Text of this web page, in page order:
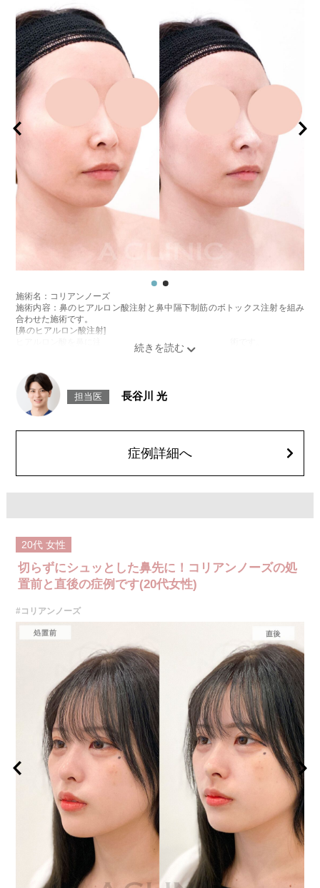
施術名：コリアンノーズ
施術内容：鼻のヒアルロン酸注射と鼻中隔下制筋のボトックス注射を組み
合わせた施術です。
[鼻のヒアルロン酸注射]
ヒアルロン酸を鼻に注入することで、鼻の形を整える施術です。
[鼻中隔下制筋のボトックス注射]
隔下制筋の働きを抑えることで、鼻先を上向きにする施術です。
施術時間：約15分程
リスク、副作用：腫れ、赤み、内出血、痛み、突っ張り感などが生じるこ
とがございます。また、稀にアレルギー、細菌感染症、血管閉塞、頭痛な
は1〜2週間ほどお控えください。ボトックス注入後は男性は3か月、女性
は2か月避妊して頂くようお願いします。
担当医 長谷川 光
症例詳細へ
20代 女性
切らずにシュッとした鼻先に！コリアンノーズの処
置前と直後の症例です(20代女性)
#コリアンノーズ